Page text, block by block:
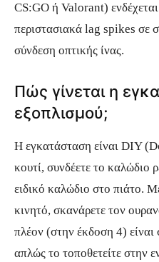
CS:GO ή Valorant)
περιστασιακά lag spikes σε
σύνδεση οπτικής ίνας.
Πώς γίνεται η
εξοπλισμού;
Η εγκατάσταση είναι DIY
κουτί, συνδέετε το καλώδιο
ειδικό καλώδιο στο πιάτο.
κινητό, σκανάρετε τον
πλέον (στην έκδοση 4) είναι
απλώς το τοποθετείτε στην